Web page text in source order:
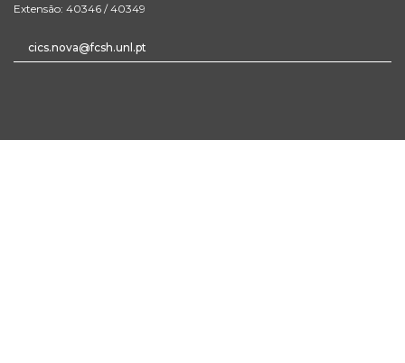
Extensão: 40346 / 40349
cics.nova@fcsh.unl.pt